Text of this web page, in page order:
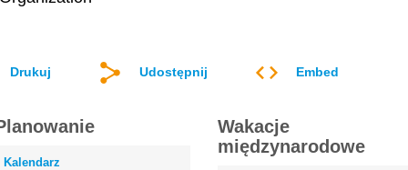
Drukuj Udostępnij Embed
Kalendarz
Wakacje
międzynarodowe